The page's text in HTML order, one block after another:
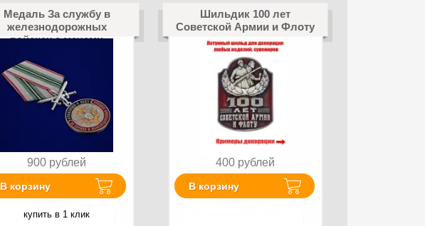
Медаль За службу в
железнодорожных
войсках с мечами
900 рублей
В корзину
купить в 1 клик
Шильдик 100 лет
Советской Армии и Флоту
400 рублей
В корзину